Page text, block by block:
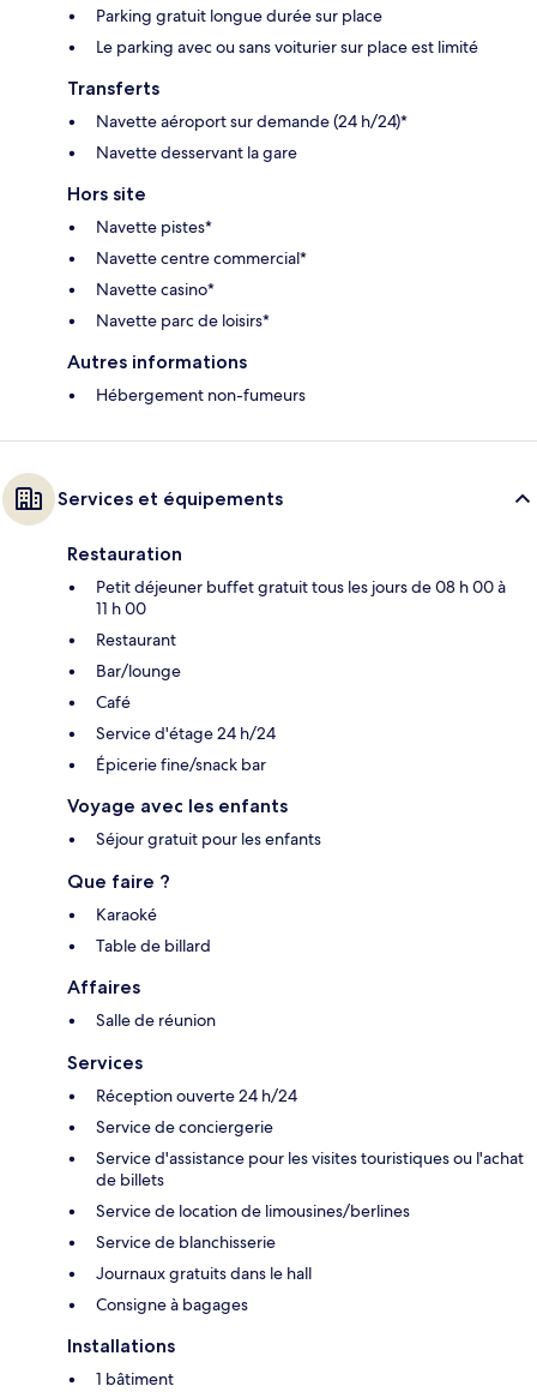
Parking gratuit longue durée sur place
Le parking avec ou sans voiturier sur place est limité
Transferts
Navette aéroport sur demande (24 h/24)*
Navette desservant la gare
Hors site
Navette pistes*
Navette centre commercial*
Navette casino*
Navette parc de loisirs*
Autres informations
Hébergement non-fumeurs
Services et équipements
Restauration
Petit déjeuner buffet gratuit tous les jours de 08 h 00 à
11 h 00
Restaurant
Bar/lounge
Café
Service d'étage 24 h/24
Épicerie fine/snack bar
Voyage avec les enfants
Séjour gratuit pour les enfants
Que faire ?
Karaoké
Table de billard
Affaires
Salle de réunion
Services
Réception ouverte 24 h/24
Service de conciergerie
Service d'assistance pour les visites touristiques ou l'achat
de billets
Service de location de limousines/berlines
Service de blanchisserie
Journaux gratuits dans le hall
Consigne à bagages
Installations
1 bâtiment